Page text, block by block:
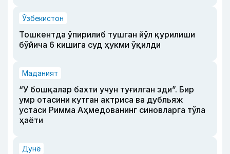
Ўзбекистон
Тошкентда ўпирилиб тушган йўл қурилиши
бўйича 6 кишига суд ҳукми ўқилди
Маданият
“У бошқалар бахти учун туғилган эди”. Бир
умр отасини кутган актриса ва дубльяж
устаси Римма Аҳмедованинг синовларга тўла
ҳаёти
Дунё